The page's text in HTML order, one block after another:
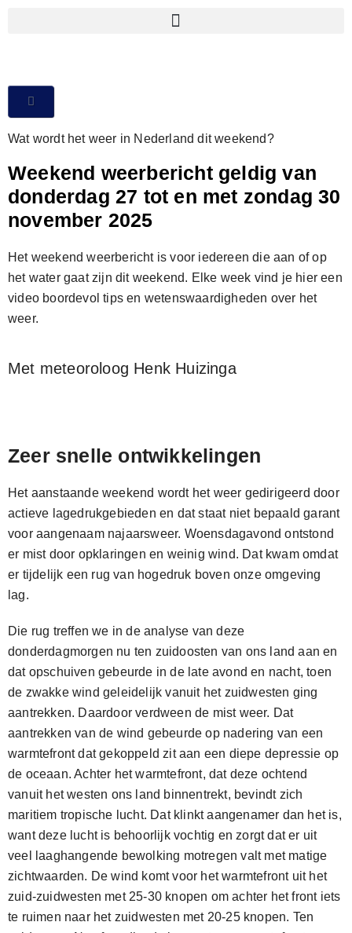
Wat wordt het weer in Nederland dit weekend?
Weekend weerbericht geldig van
donderdag 27 tot en met zondag 30
november 2025
Het weekend weerbericht is voor iedereen die aan of op
het water gaat zijn dit weekend. Elke week vind je hier een
video boordevol tips en wetenswaardigheden over het
weer.
Met meteoroloog Henk Huizinga
Zeer snelle ontwikkelingen
Het aanstaande weekend wordt het weer gedirigeerd door
actieve lagedrukgebieden en dat staat niet bepaald garant
voor aangenaam najaarsweer. Woensdagavond ontstond
er mist door opklaringen en weinig wind. Dat kwam omdat
er tijdelijk een rug van hogedruk boven onze omgeving
lag.
Die rug treffen we in de analyse van deze
donderdagmorgen nu ten zuidoosten van ons land aan en
dat opschuiven gebeurde in de late avond en nacht, toen
de zwakke wind geleidelijk vanuit het zuidwesten ging
aantrekken. Daardoor verdween de mist weer. Dat
aantrekken van de wind gebeurde op nadering van een
warmtefront dat gekoppeld zit aan een diepe depressie op
de oceaan. Achter het warmtefront, dat deze ochtend
vanuit het westen ons land binnentrekt, bevindt zich
maritiem tropische lucht. Dat klinkt aangenamer dan het is,
want deze lucht is behoorlijk vochtig en zorgt dat er uit
veel laaghangende bewolking motregen valt met matige
zichtwaarden. De wind komt voor het warmtefront uit het
zuid-zuidwesten met 25-30 knopen om achter het front iets
te ruimen naar het zuidwesten met 20-25 knopen. Ten